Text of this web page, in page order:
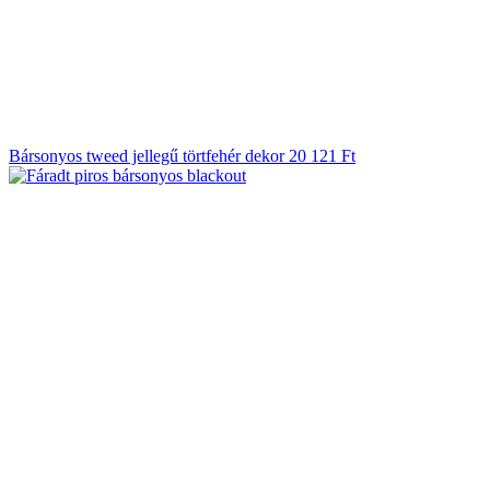
Bársonyos tweed jellegű törtfehér dekor 20 121 Ft